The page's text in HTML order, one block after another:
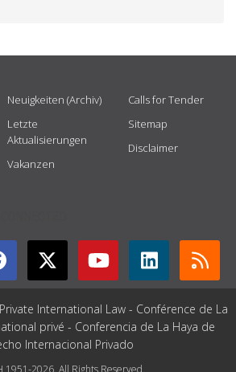
Neuigkeiten (Archiv)
Letzte
Aktualisierungen
Vakanzen
Calls for Tender
Sitemap
Disclaimer
International Law - Conférence de La
privé - Conferencia de La Haya de
Internacional Privado
1951-2026. All Rights Reserved.